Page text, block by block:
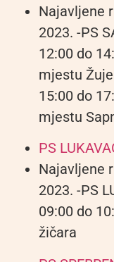
Najavljene
2023. -PS
12:00 do
mjestu
15:00 do
mjestu
PS
Najavljene
2023. -PS
09:00 do
žičara